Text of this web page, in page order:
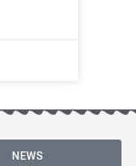
NEWS